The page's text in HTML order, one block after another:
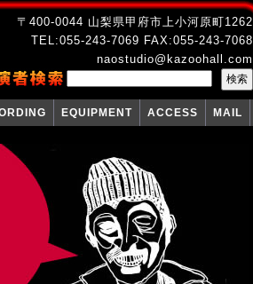
〒400-0044 山梨県甲府市上小河原町1262
TEL:055-243-7069 FAX:055-243-7068
naostudio@kazoohall.com
EQUIPMENT ACCESS MAIL